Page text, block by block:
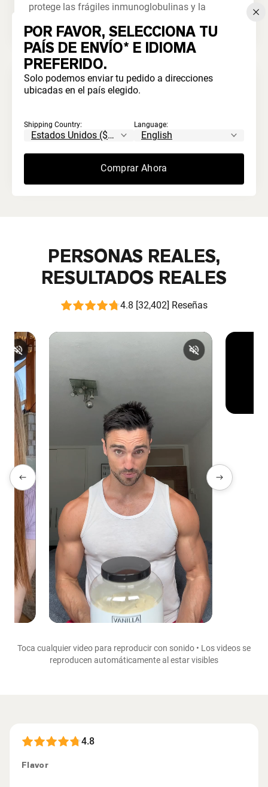
protege las frágiles inmunoglobulinas y la
Sin blanqueadores ni ácidos
Nunca procesado con químicos agresivos. A
y se blanquea artificialmente.
PERSONAS REALES,
RESULTADOS REALES
4.8 [32,402] Reseñas
Toca cualquier video para reproducir con sonido • Los videos se
reproducen automáticamente al estar visibles
4.8
Flavor
POR FAVOR, SELECCIONA TU
PAÍS DE ENVÍO* E IDIOMA
PREFERIDO.
Solo podemos enviar tu pedido a direcciones
ubicadas en el país elegido.
Shipping Country: Language:
Comprar Ahora